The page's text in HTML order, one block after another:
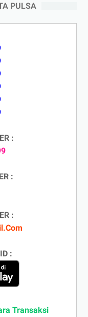
PULSA
:
:
:
:
Transaksi